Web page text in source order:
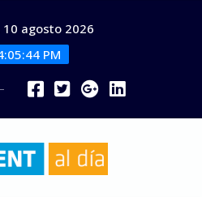
10 agosto 2026
PM